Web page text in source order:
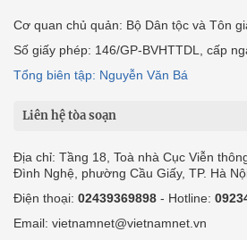
Cơ quan chủ quản: Bộ Dân tộc và Tôn
Số giấy phép: 146/GP-BVHTTDL, cấp
Tổng biên tập: Nguyễn Văn Bá
Liên hệ tòa soạn
Địa chỉ: Tầng 18, Toà nhà Cục Viễn
Đình Nghệ, phường Cầu Giấy, TP. Hà
Điện thoại: 02439369898 - Hotline:
Email: vietnamnet@vietnamnet.vn